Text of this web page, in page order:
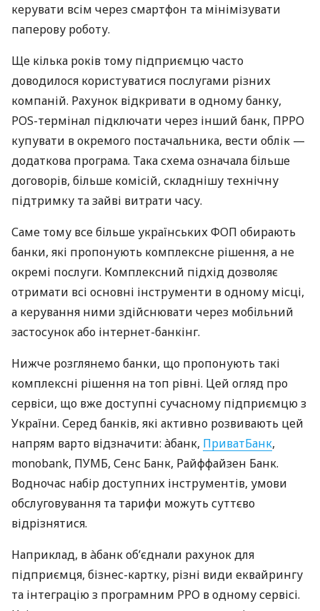
керувати всім через смартфон та мінімізувати
паперову роботу.
Ще кілька років тому підприємцю часто
доводилося користуватися послугами різних
компаній. Рахунок відкривати в одному банку,
POS-термінал підключати через інший банк, ПРРО
купувати в окремого постачальника, вести облік —
додаткова програма. Така схема означала більше
договорів, більше комісій, складнішу технічну
підтримку та зайві витрати часу.
Саме тому все більше українських ФОП обирають
банки, які пропонують комплексне рішення, а не
окремі послуги. Комплексний підхід дозволяє
отримати всі основні інструменти в одному місці,
а керування ними здійснювати через мобільний
застосунок або інтернет-банкінг.
Нижче розглянемо банки, що пропонують такі
комплексні рішення на топ рівні. Цей огляд про
сервіси, що вже доступні сучасному підприємцю з
України. Серед банків, які активно розвивають цей
напрям варто відзначити: àбанк, ПриватБанк,
monobank, ПУМБ, Сенс Банк, Райффайзен Банк.
Водночас набір доступних інструментів, умови
обслуговування та тарифи можуть суттєво
відрізнятися.
Наприклад, в àбанк об’єднали рахунок для
підприємця, бізнес-картку, різні види еквайрингу
та інтеграцію з програмним РРО в одному сервісі.